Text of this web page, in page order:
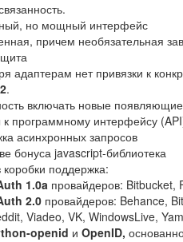
но мощный интерфейс
причем необязательная
адаптерам нет привязки к
.
включать новые
к программному интерфейсу
асинхронных запросов
бонуса javascript-библиотека
коробки поддержка:
1.0a провайдеров: Bitbucket,
2.0 провайдеров: Behance,
Viadeo, VK, WindowsLive,
openid и OpenID,